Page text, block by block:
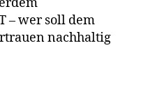
– wer soll dem
nachhaltig